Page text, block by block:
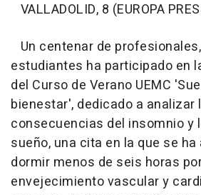
VALLADOLID, 8 (EUROPA
Un centenar de
estudiantes ha participado en
del Curso de Verano UEMC
bienestar', dedicado a analizar
consecuencias del insomnio y
sueño, una cita en la que se
dormir menos de seis horas
envejecimiento vascular y